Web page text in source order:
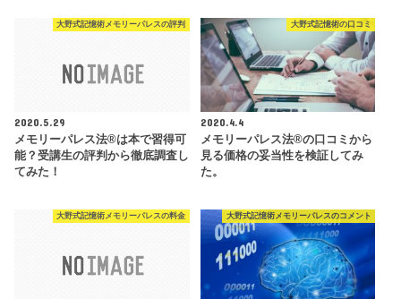
大野式記憶術メモリーパレスの評判
2020.5.29
メモリーパレス法®︎は本で習得可
能？受講生の評判から徹底調査し
てみた！
大野式記憶術の口コミ
2020.4.4
メモリーパレス法®︎の口コミから
見る価格の妥当性を検証してみ
た。
大野式記憶術メモリーパレスの料金 大野式記憶術メモリーパレスのコメント